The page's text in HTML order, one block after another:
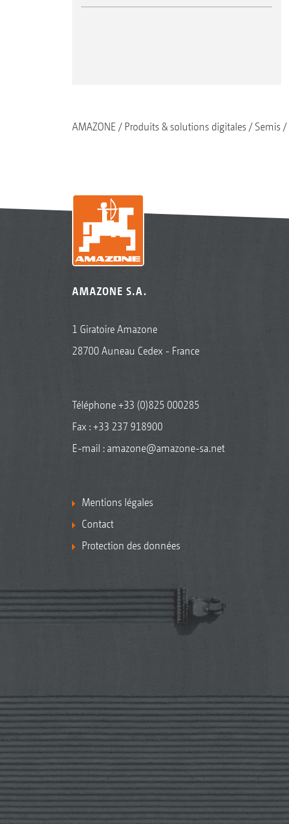
AMAZONE Produits & solutions digitales Semis
AMAZONE S.A.
1 Giratoire Amazone
28700 Auneau Cedex - France
Téléphone+33 (0)825 000285
Fax : +33 237 918900
E-mail : amazone@amazone-sa.net
Mentions légales
Contact
Protection des données